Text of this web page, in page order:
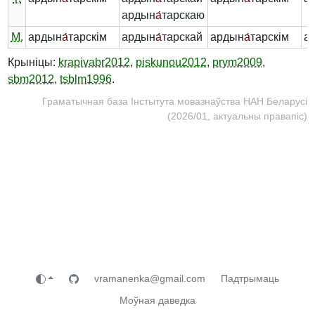
ардына́тарскаю
М. ардына́тарскім ардына́тарскай ардына́тарскім
Крыніцы: krapivabr2012, piskunou2012, prym2009,
sbm2012, tsblm1996.
Граматычная база Інстытута мовазнаўства НАН Беларусі
(2026/01, актуальны правапіс)
vramanenka@gmail.com
Падтрымаць
Моўная даведка